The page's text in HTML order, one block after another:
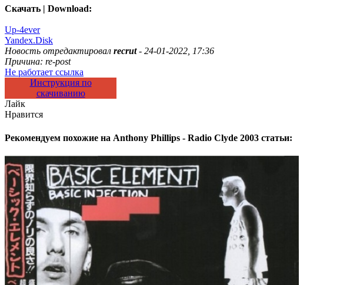
Скачать | Download:
Up-4ever
Yandex.Disk
Новость отредактировал recrut- 24-01-2022, 17:36
Причина: re-post
Не работает ссылка
Инструкция по
скачиванию
Лайк
Нравится
Рекомендуем похожие на Anthony Phillips - Radio Clyde 2003 статьи: